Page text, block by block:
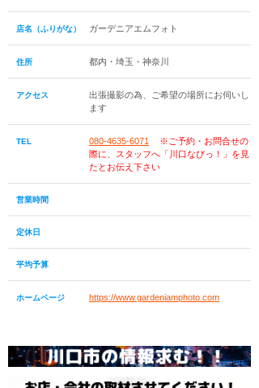
店名（ふりがな） ガーデニアエムフォト
住所 都内・埼玉・神奈川
アクセス
出張撮影の為、ご希望の場所にお伺いし
ます
TEL 080-4635-6071
※ご予約・お問合せの
際に、スタッフへ「川口なびっ！」を見
たとお伝え下さい
営業時間
定休日
平均予算
ホームページ https://www.gardeniamphoto.com